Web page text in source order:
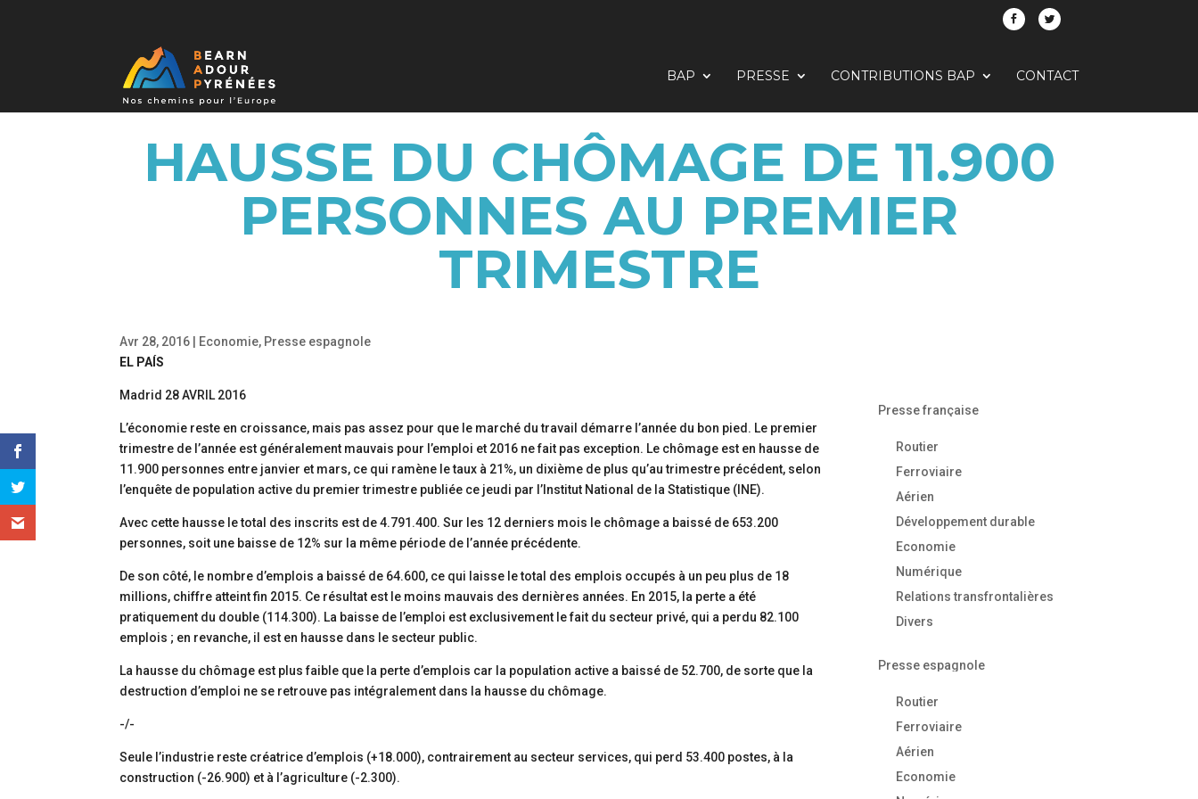
BAP PRESSE CONTRIBUTIONS BAP CONTACT
HAUSSE DU CHÔMAGE DE 11.900
PERSONNES AU PREMIER
TRIMESTRE
Avr 28, 2016 Economie, Presse espagnole
EL PAÍS
Madrid 28 AVRIL 2016
L’économie reste en croissance, mais pas assez pour que le marché du travail démarre l’année du bon pied. Le premier
trimestre de l’année est généralement mauvais pour l’emploi et 2016 ne fait pas exception. Le chômage est en hausse de
11.900 personnes entre janvier et mars, ce qui ramène le taux à 21%, un dixième de plus qu’au trimestre précédent, selon
l’enquête de population active du premier trimestre publiée ce jeudi par l’Institut National de la Statistique (INE).
Avec cette hausse le total des inscrits est de 4.791.400. Sur les 12 derniers mois le chômage a baissé de 653.200
personnes, soit une baisse de 12% sur la même période de l’année précédente.
De son côté, le nombre d’emplois a baissé de 64.600, ce qui laisse le total des emplois occupés à un peu plus de 18
millions, chiffre atteint fin 2015. Ce résultat est le moins mauvais des dernières années. En 2015, la perte a été
pratiquement du double (114.300). La baisse de l’emploi est exclusivement le fait du secteur privé, qui a perdu 82.100
emplois ; en revanche, il est en hausse dans le secteur public.
La hausse du chômage est plus faible que la perte d’emplois car la population active a baissé de 52.700, de sorte que la
destruction d’emploi ne se retrouve pas intégralement dans la hausse du chômage.
-/-
Seule l’industrie reste créatrice d’emplois (+18.000), contrairement au secteur services, qui perd 53.400 postes, à la
construction (-26.900) et à l’agriculture (-2.300).
Presse française
Routier
Ferroviaire
Aérien
Développement durable
Economie
Numérique
Relations transfrontalières
Divers
Presse espagnole
Routier
Ferroviaire
Aérien
Economie